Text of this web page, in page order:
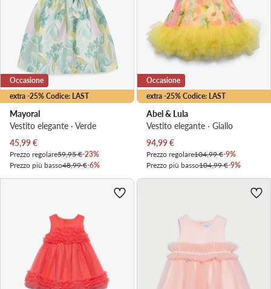
extra -25% Codice: LAST
Occasione
Mayoral
Vestito elegante · Verde
Prezzo attuale
45,99€
Prezzo regolare59,95 €-23%
Prezzo più basso48,99 €-6%
extra -25% Codice: LAST
Occasione
Abel & Lula
Vestito elegante · Giallo
Prezzo attuale
94,99€
Prezzo regolare104,99 €-9%
Prezzo più basso104,99 €-9%